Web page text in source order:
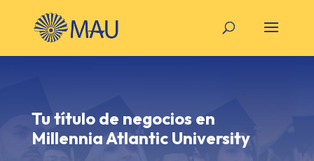
Tu título de negocios en
Millennia Atlantic University